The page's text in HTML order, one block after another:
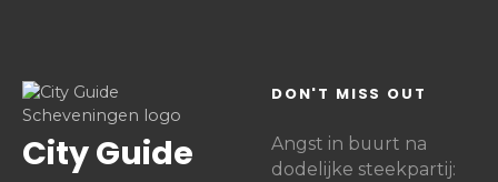
City Guide
DON'T MISS OUT
Angst in buurt na
dodelijke steekpartij: